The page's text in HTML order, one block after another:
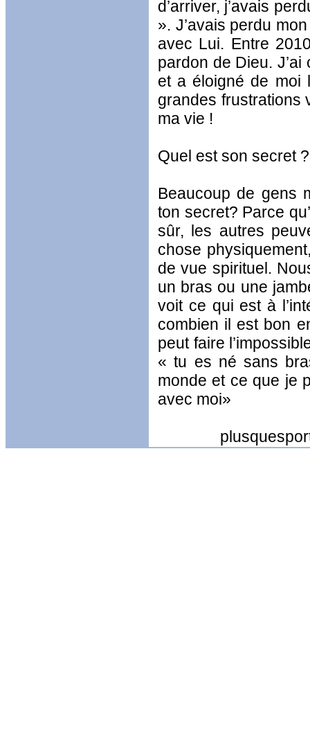
d’arriver, j’avais
». J’avais perdu
avec Lui. Entre
pardon de Dieu.
et a éloigné de moi
grandes frustrations
ma vie !
Quel est son secret ?
Beaucoup de gens
ton secret? Parce
sûr, les autres
chose
de vue spirituel.
un bras ou une
voit ce qui est à
combien il est bon
peut faire
« tu es né sans
monde et ce que je
avec moi»